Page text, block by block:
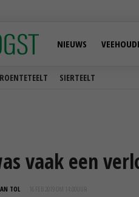
SIERTEELT
NIEUWS
vaak een
TOL 16 FEB 2019 OM 14:00